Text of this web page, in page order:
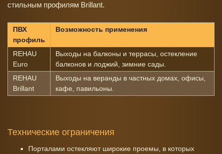
стильным профилям Brillant.
ПВХ
профиль
Возможность применения
REHAU
Euro
Выходы на балконы и террасы, остекление
балконов и лоджий, зимние сады.
REHAU
Brillant
Выходы на веранды в частных домах, офисы,
кафе, павильоны.
Технические ограничения
Порталами остекляют широкие проемы, в которых